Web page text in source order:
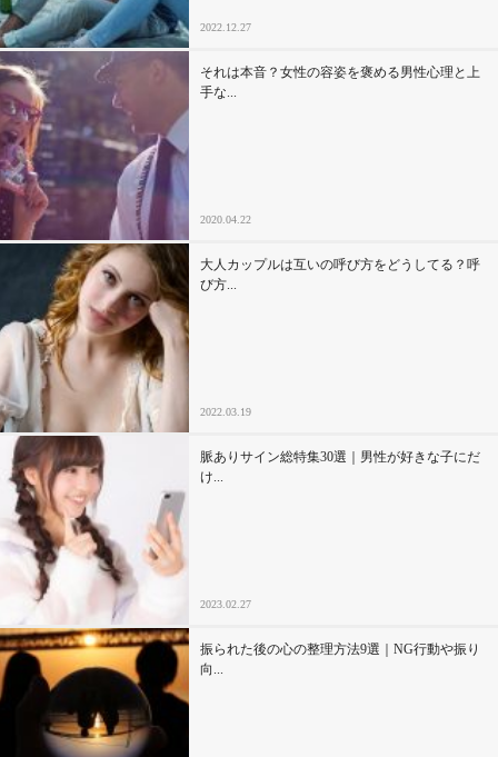
2022.12.27
それは本音？女性の容姿を褒める男性心理と上
手な...
2020.04.22
大人カップルは互いの呼び方をどうしてる？呼
び方...
2022.03.19
脈ありサイン総特集30選｜男性が好きな子にだ
け...
2023.02.27
振られた後の心の整理方法9選｜NG行動や振り
向...